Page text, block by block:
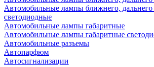
Автомобильные лампы ближнего, дальнего
светодиодные
Автомобильные лампы габаритные
Автомобильные лампы габаритные
Автомобильные разъемы
Автопарфюм
Автосигнализации